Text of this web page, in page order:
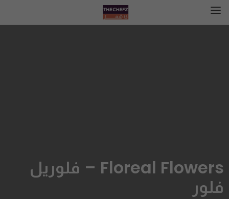
Floreal Flowers – فلوريل
فلور